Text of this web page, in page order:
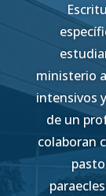
ministerio
intensivos
de un
colaboran